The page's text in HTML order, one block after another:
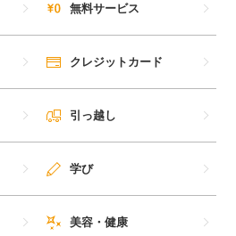
無料サービス
クレジットカード
引っ越し
学び
美容・健康